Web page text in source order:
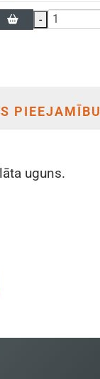
-
PIEEJAMĪBU
uguns.